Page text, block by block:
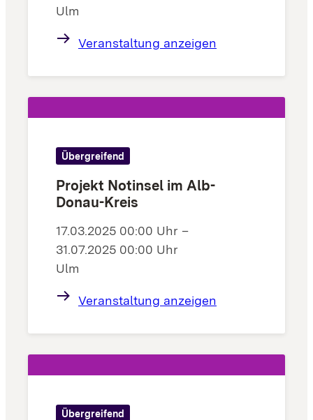
Ulm
Veranstaltung anzeigen
Übergreifend
Projekt Notinsel im Alb-
Donau-Kreis
17.03.2025 00:00 Uhr –
31.07.2025 00:00 Uhr
Ulm
Veranstaltung anzeigen
Übergreifend